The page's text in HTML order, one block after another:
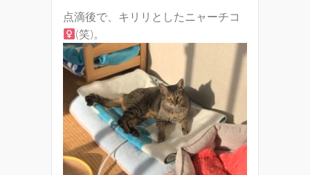
点滴後で、キリリとしたニャーチコ
(笑)。